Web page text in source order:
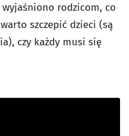
rodzicom, co
szczepić dzieci (są
czy każdy musi się